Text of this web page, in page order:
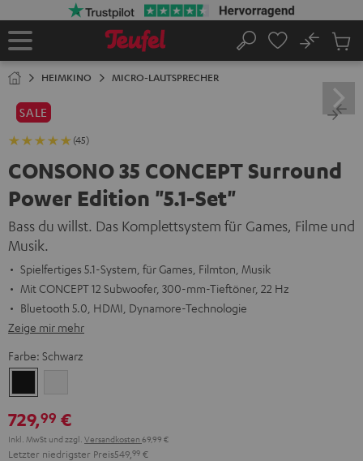
Startseite
Suche
No
HEIMKINO MICRO-LAUTSPRECHER
SALE
(45)
CONSONO 35 CONCEPT Surround
Power Edition "5.1-Set"
Bass du willst. Das Komplettsystem für Games, Filme und
Musik.
Spielfertiges 5.1-System, für Games, Filmton, Musik
Mit CONCEPT 12 Subwoofer, 300-mm-Tieftöner, 22 Hz
Bluetooth 5.0, HDMI, Dynamore-Technologie
Zeige mir mehr
Farbe: Schwarz
729,99 €
Inkl. MwSt und zzgl. Versandkosten 69,99 €
Letzter niedrigster Preis549, 99 €